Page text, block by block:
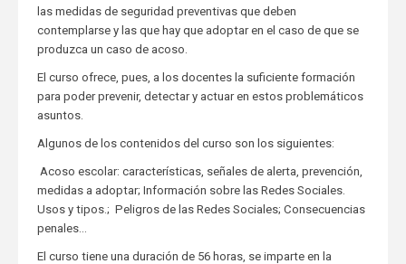
las medidas de seguridad preventivas que deben
contemplarse y las que hay que adoptar en el caso de que se
produzca un caso de acoso.
El curso ofrece, pues, a los docentes la suficiente formación
para poder prevenir, detectar y actuar en estos problemáticos
asuntos.
Algunos de los contenidos del curso son los siguientes:
Acoso escolar: características, señales de alerta, prevención,
medidas a adoptar; Información sobre las Redes Sociales.
Usos y tipos.; Peligros de las Redes Sociales; Consecuencias
penales...
El curso tiene una duración de 56 horas, se imparte en la